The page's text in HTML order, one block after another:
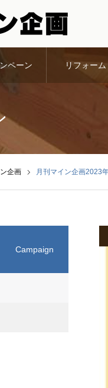
ペーン リフォーム
企画 月刊マイン企画2023
Campaign